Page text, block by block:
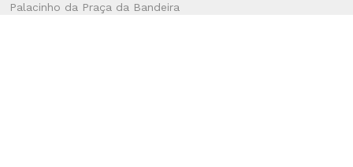
Palacinho da Praça da Bandeira